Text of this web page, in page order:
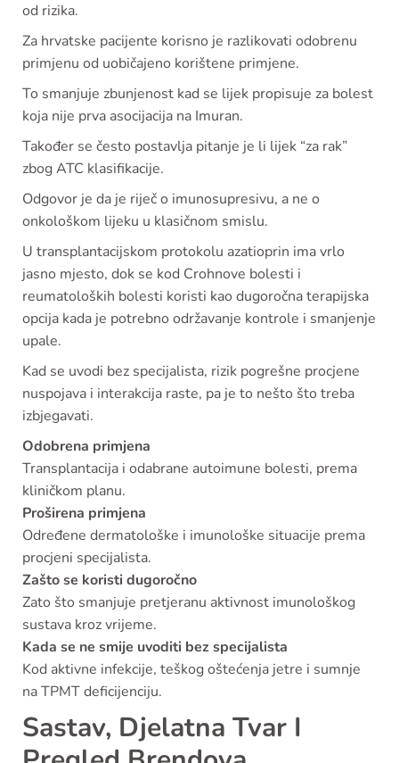
od rizika.
Za hrvatske pacijente korisno je razlikovati odobrenu
primjenu od uobičajeno korištene primjene.
To smanjuje zbunjenost kad se lijek propisuje za bolest
koja nije prva asocijacija na Imuran.
Također se često postavlja pitanje je li lijek “za rak”
zbog ATC klasifikacije.
Odgovor je da je riječ o imunosupresivu, a ne o
onkološkom lijeku u klasičnom smislu.
U transplantacijskom protokolu azatioprin ima vrlo
jasno mjesto, dok se kod Crohnove bolesti i
reumatoloških bolesti koristi kao dugoročna terapijska
opcija kada je potrebno održavanje kontrole i smanjenje
upale.
Kad se uvodi bez specijalista, rizik pogrešne procjene
nuspojava i interakcija raste, pa je to nešto što treba
izbjegavati.
Odobrena primjena
Transplantacija i odabrane autoimune bolesti, prema
kliničkom planu.
Proširena primjena
Određene dermatološke i imunološke situacije prema
procjeni specijalista.
Zašto se koristi dugoročno
Zato što smanjuje pretjeranu aktivnost imunološkog
sustava kroz vrijeme.
Kada se ne smije uvoditi bez specijalista
Kod aktivne infekcije, teškog oštećenja jetre i sumnje
na TPMT deficijenciju.
Sastav, Djelatna Tvar I